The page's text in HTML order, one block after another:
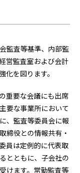
監査等基準、内部監
営監査室および会計
を図ります。
重要な会議にも出席
要な事業所において
、監査等委員会に報
締役との情報共有・
員は定例的に代表取
とともに、子会社の
けます。常勤監査等